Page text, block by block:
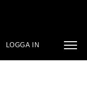
LOGGA IN